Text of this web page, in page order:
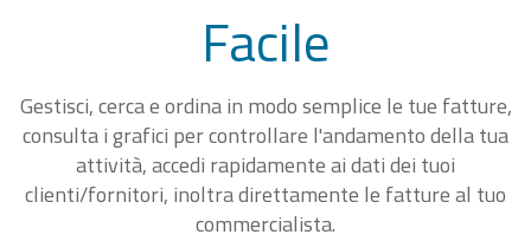
Facile
Gestisci, cerca e ordina in modo semplice le tue fatture,
consulta i grafici per controllare l'andamento della tua
attività, accedi rapidamente ai dati dei tuoi
clienti/fornitori, inoltra direttamente le fatture al tuo
commercialista.